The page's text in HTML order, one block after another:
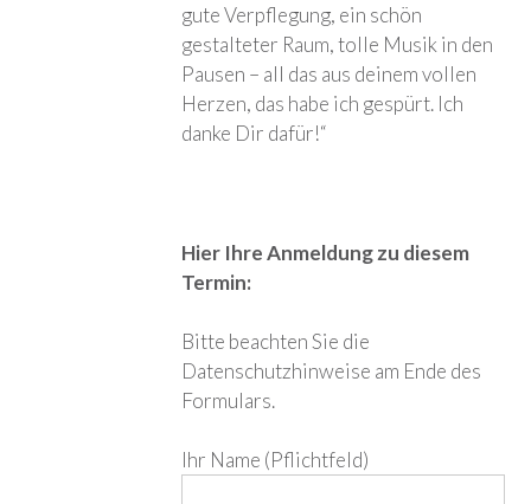
gute Verpflegung, ein schön
gestalteter Raum, tolle Musik in den
Pausen – all das aus deinem vollen
Herzen, das habe ich gespürt. Ich
danke Dir dafür!“
Hier Ihre Anmeldung zu diesem
Termin:
Bitte beachten Sie die
Datenschutzhinweise am Ende des
Formulars.
Ihr Name (Pflichtfeld)